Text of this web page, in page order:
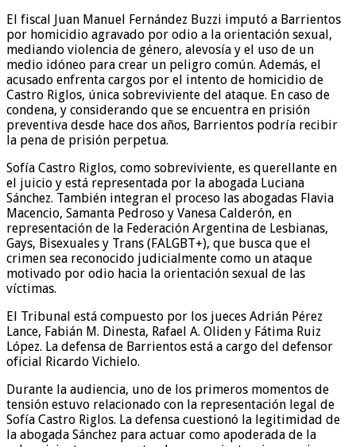
El fiscal Juan Manuel Fernández Buzzi imputó a Barrientos
por homicidio agravado por odio a la orientación sexual,
mediando violencia de género, alevosía y el uso de un
medio idóneo para crear un peligro común. Además, el
acusado enfrenta cargos por el intento de homicidio de
Castro Riglos, única sobreviviente del ataque. En caso de
condena, y considerando que se encuentra en prisión
preventiva desde hace dos años, Barrientos podría recibir
la pena de prisión perpetua.
Sofía Castro Riglos, como sobreviviente, es querellante en
el juicio y está representada por la abogada Luciana
Sánchez. También integran el proceso las abogadas Flavia
Macencio, Samanta Pedroso y Vanesa Calderón, en
representación de la Federación Argentina de Lesbianas,
Gays, Bisexuales y Trans (FALGBT+), que busca que el
crimen sea reconocido judicialmente como un ataque
motivado por odio hacia la orientación sexual de las
víctimas.
El Tribunal está compuesto por los jueces Adrián Pérez
Lance, Fabián M. Dinesta, Rafael A. Oliden y Fátima Ruiz
López. La defensa de Barrientos está a cargo del defensor
oficial Ricardo Vichielo.
Durante la audiencia, uno de los primeros momentos de
tensión estuvo relacionado con la representación legal de
Sofía Castro Riglos. La defensa cuestionó la legitimidad de
la abogada Sánchez para actuar como apoderada de la